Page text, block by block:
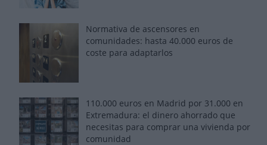
Normativa de ascensores en
comunidades: hasta 40.000 euros de
coste para adaptarlos
110.000 euros en Madrid por 31.000 en
Extremadura: el dinero ahorrado que
necesitas para comprar una vivienda por
comunidad